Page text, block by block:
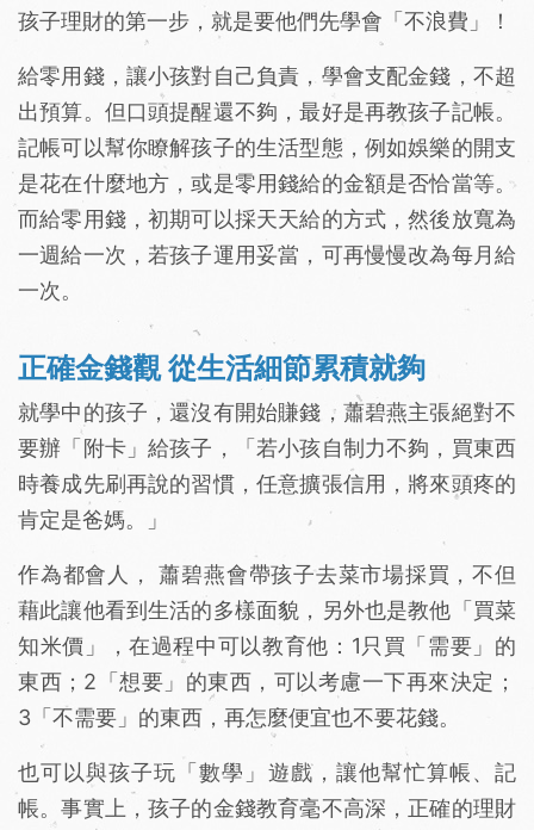
孩子理財的第一步，就是要他們先學會「不浪費」！
給零用錢，讓小孩對自己負責，學會支配金錢，不超
出預算。但口頭提醒還不夠，最好是再教孩子記帳。
記帳可以幫你瞭解孩子的生活型態，例如娛樂的開支
是花在什麼地方，或是零用錢給的金額是否恰當等。
而給零用錢，初期可以採天天給的方式，然後放寬為
一週給一次，若孩子運用妥當，可再慢慢改為每月給
一次。
正確金錢觀 從生活細節累積就夠
就學中的孩子，還沒有開始賺錢，蕭碧燕主張絕對不
要辦「附卡」給孩子，「若小孩自制力不夠，買東西
時養成先刷再說的習慣，任意擴張信用，將來頭疼的
肯定是爸媽。」
作為都會人， 蕭碧燕會帶孩子去菜市場採買，不但
藉此讓他看到生活的多樣面貌，另外也是教他「買菜
知米價」，在過程中可以教育他：1只買「需要」的
東西；2「想要」的東西，可以考慮一下再來決定；
3「不需要」的東西，再怎麼便宜也不要花錢。
也可以與孩子玩「數學」遊戲，讓他幫忙算帳、記
帳。事實上，孩子的金錢教育毫不高深，正確的理財